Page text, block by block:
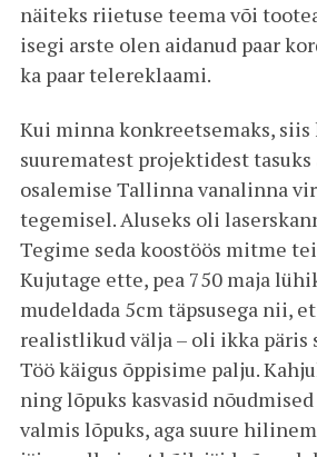
näiteks riietuse teema või
isegi arste olen aidanud paar
ka paar telereklaami.
Kui minna konkreetsemaks,
suurematest projektidest tasuks
osalemise Tallinna vanalinna
tegemisel. Aluseks oli
Tegime seda koostöös mitme
Kujutage ette, pea 750 maja
mudeldada 5cm täpsusega nii,
realistlikud välja – oli ikka päris
Töö käigus õppisime palju.
ning lõpuks kasvasid nõudmised
valmis lõpuks, aga suure